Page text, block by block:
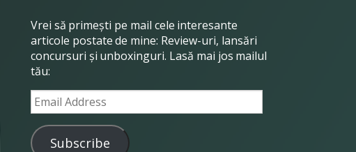
Vrei să primești pe mail cele interesante
articole postate de mine: Review-uri, lansări
concursuri și unboxinguri. Lasă mai jos mailul
tău:
Email
Address
Subscribe